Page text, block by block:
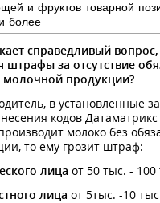
и фруктов товарной
более
справедливый
штрафы за отсутствие
продукции?
в установленные
кодов
молоко без
то ему грозит штраф:
лица от 50 тыс. - 100
лица от 5тыс. -10